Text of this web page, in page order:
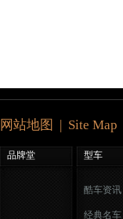
网站地图 | Site Map
品牌堂 型车
酷车资讯
经典名车